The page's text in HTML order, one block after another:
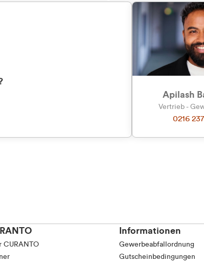
Apilash
Vertrieb -
0216
CURANTO
Informationen
Gewerbeabfallordnung
Gutscheinbedingungen